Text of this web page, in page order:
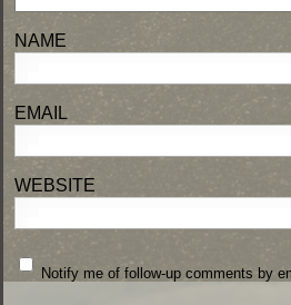
WEBSITE
Notify me of follow-up comments by